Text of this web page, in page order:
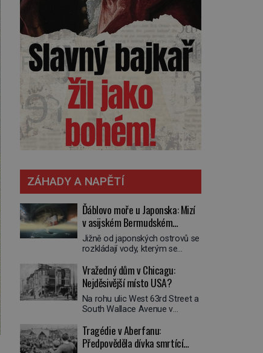
ZÁHADY A NAPĚTÍ
Ďáblovo moře u Japonska: Mizí
v asijském Bermudském
trojúhelníku lodě ve spárech
neznámé síly?
Jižně od japonských ostrovů se
rozkládají vody, kterým se
se o lodích mizejících beze
stopy, podivných světlech,
zrádných proudech i mořských
dracích, kteří měli tyto končiny
střežit už v dávných legendách.
trojúhelník skutečně prokletým
místem, nebo se zde jen
Vražedný dům v Chicagu:
Nejděsivější místo USA?
Na rohu ulic West 63rd Street a
South Wallace Avenue v
Nemá žádný speciální nápis ani
pamětní desku. A přesto prý
místní zaměstnanci neradi
Tragédie v Aberfanu:
Předpověděla dívka smrtící